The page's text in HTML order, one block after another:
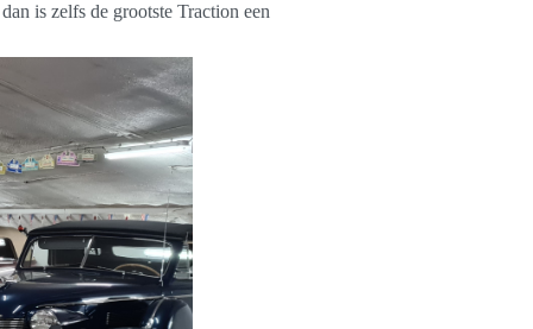
is zelfs de grootste Traction een